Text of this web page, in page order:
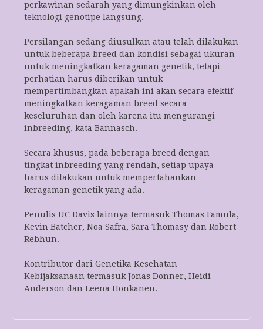
perkawinan sedarah yang dimungkinkan oleh
teknologi genotipe langsung.
Persilangan sedang diusulkan atau telah dilakukan
untuk beberapa breed dan kondisi sebagai ukuran
untuk meningkatkan keragaman genetik, tetapi
perhatian harus diberikan untuk
mempertimbangkan apakah ini akan secara efektif
meningkatkan keragaman breed secara
keseluruhan dan oleh karena itu mengurangi
inbreeding, kata Bannasch.
Secara khusus, pada beberapa breed dengan
tingkat inbreeding yang rendah, setiap upaya
harus dilakukan untuk mempertahankan
keragaman genetik yang ada.
Penulis UC Davis lainnya termasuk Thomas Famula,
Kevin Batcher, Noa Safra, Sara Thomasy dan Robert
Rebhun.
Kontributor dari Genetika Kesehatan
Kebijaksanaan termasuk Jonas Donner, Heidi
Anderson dan Leena Honkanen.…